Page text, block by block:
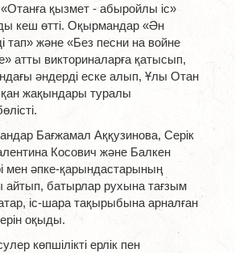
«Отанға қызмет - абыройлы іс»
кеш өтті. Оқырмандар «Ән
және «Без песни на войне
атты викториналарға қатысып,
әндерді еске алып, Ұлы Отан
жақындары туралы
Бағжамал Аққузинова, Серік
Косович және Балкен
мен әпке-қарындастарының
айтып, батырлар рухына тағзым
іс-шара тақырыбына арналған
оқыды.
көпшілікті ерлік пен